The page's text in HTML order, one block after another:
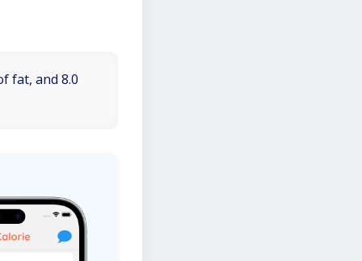
fat, and 8.0